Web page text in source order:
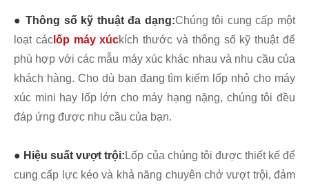
● Thông số kỹ thuật đa dạng:Chúng tôi cung cấp một
loạt cáclốp máy xúckích thước và thông số kỹ thuật để
phù hợp với các mẫu máy xúc khác nhau và nhu cầu của
khách hàng. Cho dù bạn đang tìm kiếm lốp nhỏ cho máy
xúc mini hay lốp lớn cho máy hạng nặng, chúng tôi đều
đáp ứng được nhu cầu của bạn.
● Hiệu suất vượt trội: Lốp của chúng tôi được thiết kế để
cung cấp lực kéo và khả năng chuyên chở vượt trội, đảm